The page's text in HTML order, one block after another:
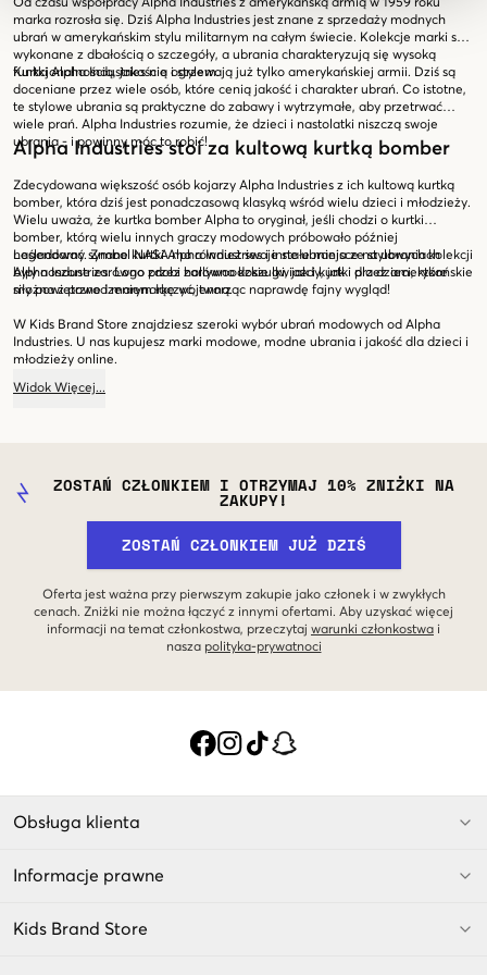
Od czasu współpracy Alpha Industries z amerykańską armią w 1959 roku
marka rozrosła się. Dziś Alpha Industries jest znane z sprzedaży modnych
ubrań w amerykańskim stylu militarnym na całym świecie. Kolekcje marki są
wykonane z dbałością o szczegóły, a ubrania charakteryzują się wysoką
funkcjonalnością, jakością i stylem.
Kurtki Alpha Industries nie ogrzewają już tylko amerykańskiej armii. Dziś są
doceniane przez wiele osób, które cenią jakość i charakter ubrań. Co istotne,
te stylowe ubrania są praktyczne do zabawy i wytrzymałe, aby przetrwać
wiele prań. Alpha Industries rozumie, że dzieci i nastolatki niszczą swoje
ubrania - i powinny móc to robić!
Alpha Industries stoi za kultową kurtką bomber
Zdecydowana większość osób kojarzy Alpha Industries z ich kultową kurtką
bomber, która dziś jest ponadczasową klasyką wśród wielu dzieci i młodzieży.
Wielu uważa, że kurtka bomber Alpha to oryginał, jeśli chodzi o kurtki
bomber, którą wielu innych graczy modowych próbowało później
naśladować. Znane kurtki Alpha Industries i inne ubrania ze stylowych kolekcji
były noszone zarówno przez hollywoodzkie gwiazdy, jak i przez amerykańskie
siły powietrzne i marynarkę wojenną.
Legendarny symbol NASA ma również swoje stałe miejsce na ubraniach
Alpha Industries. Logo zdobi zarówno koszulki, jak i kurtki dla dzieci, które
można z powodzeniem łączyć, tworząc naprawdę fajny wygląd!
W Kids Brand Store znajdziesz szeroki wybór ubrań modowych od Alpha
Industries. U nas kupujesz marki modowe, modne ubrania i jakość dla dzieci i
młodzieży online.
Widok Więcej...
ZOSTAŃ CZŁONKIEM I OTRZYMAJ 10% ZNIŻKI NA
ZAKUPY!
ZOSTAŃ CZŁONKIEM JUŻ DZIŚ
Oferta jest ważna przy pierwszym zakupie jako członek i w zwykłych
cenach. Zniżki nie można łączyć z innymi ofertami. Aby uzyskać więcej
informacji na temat członkostwa, przeczytaj warunki członkostwa i
nasza polityka-prywatnoci
Obsługa klienta
Informacje prawne
Kids Brand Store